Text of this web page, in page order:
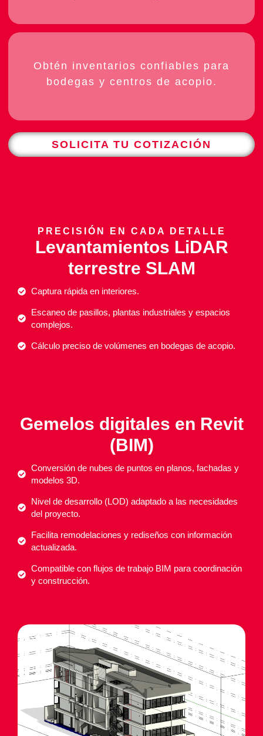
Obtén inventarios confiables para
bodegas y centros de acopio.
SOLICITA TU COTIZACIÓN
PRECISIÓN EN CADA DETALLE
Levantamientos LiDAR
terrestre SLAM
Captura rápida en interiores.
Escaneo de pasillos, plantas industriales y espacios
complejos.
Cálculo preciso de volúmenes en bodegas de acopio.
Gemelos digitales en Revit
(BIM)
Conversión de nubes de puntos en planos, fachadas y
modelos 3D.
Nivel de desarrollo (LOD) adaptado a las necesidades
del proyecto.
Facilita remodelaciones y rediseños con información
actualizada.
Compatible con flujos de trabajo BIM para coordinación
y construcción.